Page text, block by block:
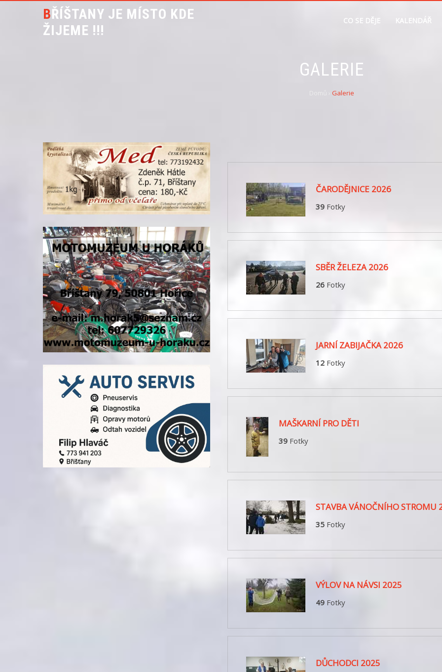
BŘÍŠTANY JE MÍSTO KDE
ŽIJEME !!!
CO SE DĚJE KALENDÁŘ
GALERIE
Galerie
ČARODĚJNICE 2026
39 Fotky
SBĚR ŽELEZA 2026
26 Fotky
JARNÍ ZABIJAČKA 2026
12 Fotky
MAŠKARNÍ PRO DĚTI
39 Fotky
STAVBA VÁNOČNÍHO STROMU
35 Fotky
VÝLOV NA NÁVSI 2025
49 Fotky
DŮCHODCI 2025